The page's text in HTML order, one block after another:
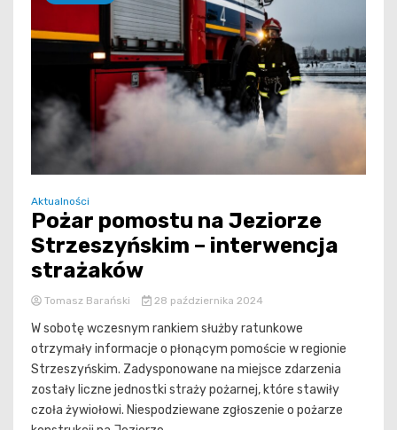
Aktualności
Pożar pomostu na Jeziorze
Strzeszyńskim – interwencja
strażaków
Tomasz Barański 28 października 2024
W sobotę wczesnym rankiem służby ratunkowe
otrzymały informacje o płonącym pomoście w regionie
Strzeszyńskim. Zadysponowane na miejsce zdarzenia
zostały liczne jednostki straży pożarnej, które stawiły
czoła żywiołowi. Niespodziewane zgłoszenie o pożarze